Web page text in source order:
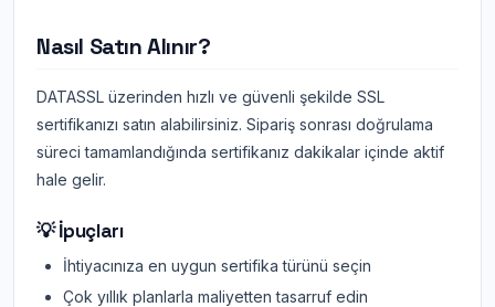
Nasıl Satın Alınır?
DATASSL üzerinden hızlı ve güvenli şekilde SSL
sertifikanızı satın alabilirsiniz. Sipariş sonrası doğrulama
süreci tamamlandığında sertifikanız dakikalar içinde aktif
hale gelir.
💡 İpuçları
İhtiyacınıza en uygun sertifika türünü seçin
Çok yıllık planlarla maliyetten tasarruf edin